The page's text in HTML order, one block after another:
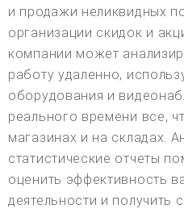
и продажи неликвидных
организации скидок и
компании может
работу удаленно,
оборудования и
реального времени все,
магазинах и на складах.
статистические отчеты
оценить эффективность
деятельности и получить